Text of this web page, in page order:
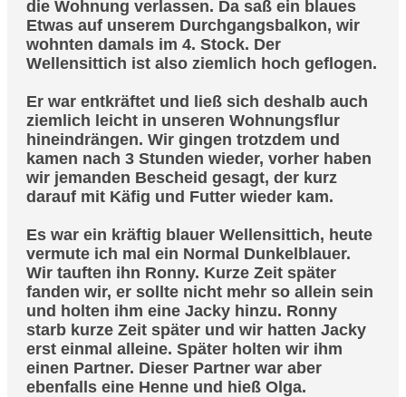
die Wohnung verlassen. Da saß ein blaues
Etwas auf unserem Durchgangsbalkon, wir
wohnten damals im 4. Stock. Der
Wellensittich ist also ziemlich hoch geflogen.
Er war entkräftet und ließ sich deshalb auch
ziemlich leicht in unseren Wohnungsflur
hineindrängen. Wir gingen trotzdem und
kamen nach 3 Stunden wieder, vorher haben
wir jemanden Bescheid gesagt, der kurz
darauf mit Käfig und Futter wieder kam.
Es war ein kräftig blauer Wellensittich, heute
vermute ich mal ein Normal Dunkelblauer.
Wir tauften ihn Ronny. Kurze Zeit später
fanden wir, er sollte nicht mehr so allein sein
und holten ihm eine Jacky hinzu. Ronny
starb kurze Zeit später und wir hatten Jacky
erst einmal alleine. Später holten wir ihm
einen Partner. Dieser Partner war aber
ebenfalls eine Henne und hieß Olga.